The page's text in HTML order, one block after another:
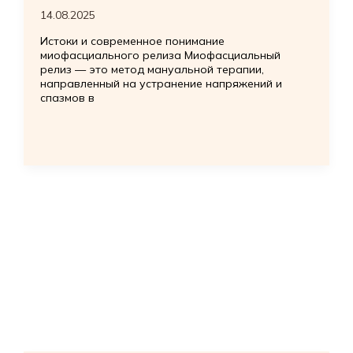
14.08.2025
Истоки и современное понимание
миофасциального релиза Миофасциальный
релиз — это метод мануальной терапии,
направленный на устранение напряжений и
спазмов в